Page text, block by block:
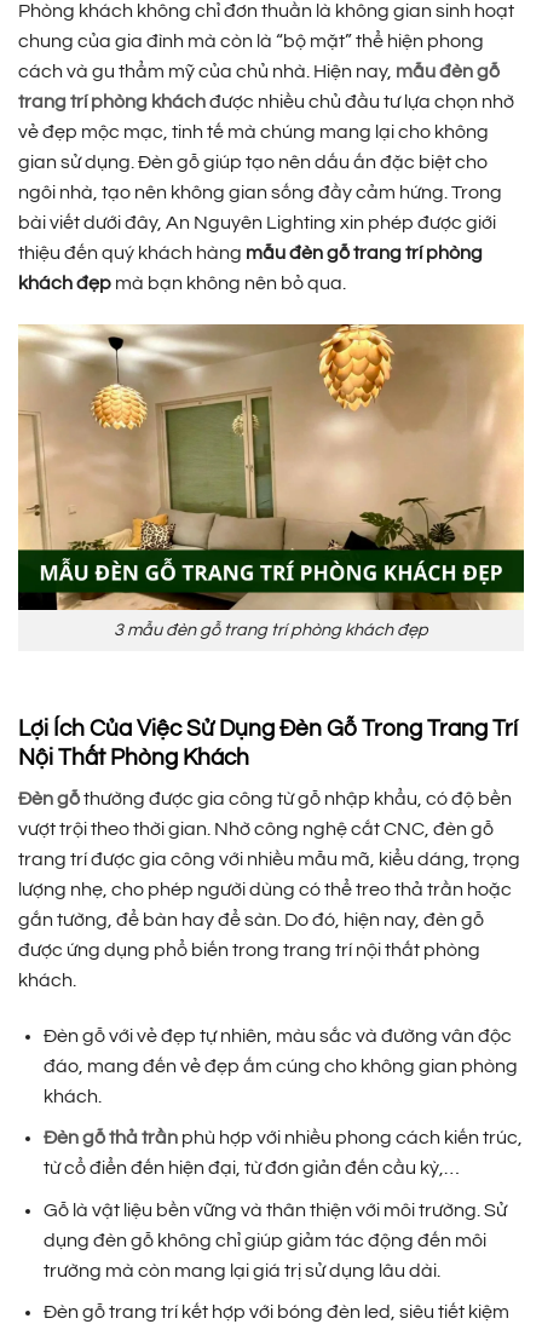
Phòng khách không chỉ đơn thuần là không gian sinh hoạt
chung của gia đình mà còn là “bộ mặt” thể hiện phong
cách và gu thẩm mỹ của chủ nhà. Hiện nay, mẫu đèn gỗ
trang trí phòng kháchđược nhiều chủ đầu tư lựa chọn nhờ
vẻ đẹp mộc mạc, tinh tế mà chúng mang lại cho không
gian sử dụng. Đèn gỗ giúp tạo nên dấu ấn đặc biệt cho
ngôi nhà, tạo nên không gian sống đầy cảm hứng. Trong
bài viết dưới đây, An Nguyên Lighting xin phép được giới
thiệu đến quý khách hàng mẫu đèn gỗ trang trí phòng
khách đẹp mà bạn không nên bỏ qua.
3 mẫu đèn gỗ trang trí phòng khách đẹp
Lợi Ích Của Việc Sử Dụng Đèn Gỗ Trong Trang Trí
Nội Thất Phòng Khách
Đèn gỗthường được gia công từ gỗ nhập khẩu, có độ bền
vượt trội theo thời gian. Nhờ công nghệ cắt CNC, đèn gỗ
trang trí được gia công với nhiều mẫu mã, kiểu dáng, trọng
lượng nhẹ, cho phép người dùng có thể treo thả trần hoặc
gắn tường, để bàn hay để sàn. Do đó, hiện nay, đèn gỗ
được ứng dụng phổ biến trong trang trí nội thất phòng
khách.
Đèn gỗ với vẻ đẹp tự nhiên, màu sắc và đường vân độc
đáo, mang đến vẻ đẹp ấm cúng cho không gian phòng
khách.
Đèn gỗ thả trầnphù hợp với nhiều phong cách kiến trúc,
từ cổ điển đến hiện đại, từ đơn giản đến cầu kỳ,…
Gỗ là vật liệu bền vững và thân thiện với môi trường. Sử
dụng đèn gỗ không chỉ giúp giảm tác động đến môi
trường mà còn mang lại giá trị sử dụng lâu dài.
Đèn gỗ trang trí kết hợp với bóng đèn led, siêu tiết kiệm